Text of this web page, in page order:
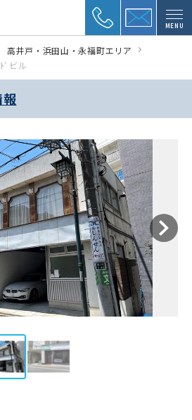
MENU
高井戸・浜田山・永福町エリア
ﾞビル
報